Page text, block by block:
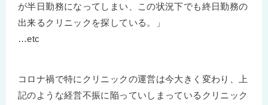
が半日勤務になってしまい、この状況下でも終日勤務の
出来るクリニックを探している。」
…etc
コロナ禍で特にクリニックの運営は今大きく変わり、上
記のような経営不振に陥っていしまっているクリニック